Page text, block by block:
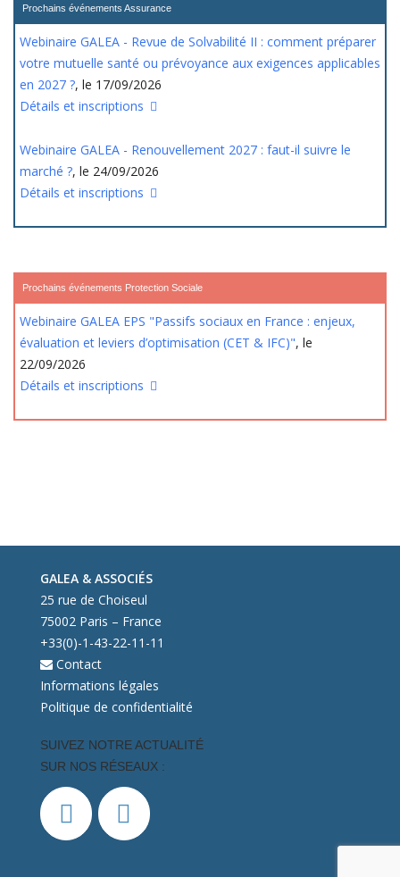
Prochains événements Assurance
Webinaire GALEA - Revue de Solvabilité II : comment préparer
votre mutuelle santé ou prévoyance aux exigences applicables
en 2027 ?, le 17/09/2026
Détails et inscriptions
Webinaire GALEA - Renouvellement 2027 : faut-il suivre le
marché ?, le 24/09/2026
Détails et inscriptions
Prochains événements Protection Sociale
Webinaire GALEA EPS "Passifs sociaux en France : enjeux,
évaluation et leviers d’optimisation (CET & IFC)", le
22/09/2026
Détails et inscriptions
GALEA & ASSOCIÉS
25 rue de Choiseul
75002 Paris – France
+33(0)-1-43-22-11-11
Contact
Informations légales
Politique de confidentialité
SUIVEZ NOTRE ACTUALITÉ
SUR NOS RÉSEAUX :